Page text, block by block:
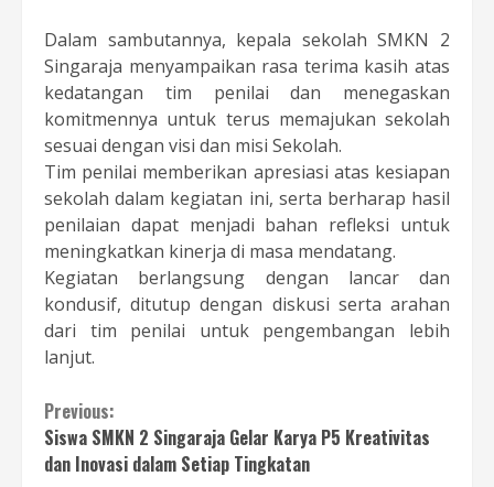
Dalam sambutannya, kepala sekolah SMKN 2
Singaraja menyampaikan rasa terima kasih atas
kedatangan tim penilai dan menegaskan
komitmennya untuk terus memajukan sekolah
sesuai dengan visi dan misi Sekolah.
Tim penilai memberikan apresiasi atas kesiapan
sekolah dalam kegiatan ini, serta berharap hasil
penilaian dapat menjadi bahan refleksi untuk
meningkatkan kinerja di masa mendatang.
Kegiatan berlangsung dengan lancar dan
kondusif, ditutup dengan diskusi serta arahan
dari tim penilai untuk pengembangan lebih
lanjut.
Continue
Reading
Previous:
Siswa SMKN 2 Singaraja Gelar Karya P5 Kreativitas
dan Inovasi dalam Setiap Tingkatan